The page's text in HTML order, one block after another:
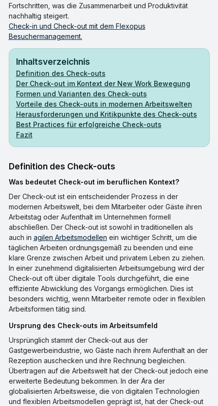
Fortschritten, was die Zusammenarbeit und Produktivität
nachhaltig steigert.
Check-in und Check-out mit dem Flexopus
Besuchermanagement.
Inhaltsverzeichnis
Definition des Check-outs
Der Check-out im Kontext der New Work Bewegung
Formen und Varianten des Check-outs
Vorteile des Check-outs in modernen Arbeitswelten
Herausforderungen und Kritikpunkte des Check-outs
Best Practices für erfolgreiche Check-outs
Fazit
Definition des Check-outs
Was bedeutet Check-out im beruflichen Kontext?
Der Check-out ist ein entscheidender Prozess in der
modernen Arbeitswelt, bei dem Mitarbeiter oder Gäste ihren
Arbeitstag oder Aufenthalt im Unternehmen formell
abschließen. Der Check-out ist sowohl in traditionellen als
auch in agilen Arbeitsmodellen ein wichtiger Schritt, um die
täglichen Arbeiten ordnungsgemäß zu beenden und eine
klare Grenze zwischen Arbeit und privatem Leben zu ziehen.
In einer zunehmend digitalisierten Arbeitsumgebung wird der
Check-out oft über digitale Tools durchgeführt, die eine
effiziente Abwicklung des Vorgangs ermöglichen. Dies ist
besonders wichtig, wenn Mitarbeiter remote oder in flexiblen
Arbeitsformen tätig sind.
Ursprung des Check-outs im Arbeitsumfeld
Ursprünglich stammt der Check-out aus der
Gastgewerbeindustrie, wo Gäste nach ihrem Aufenthalt an der
Rezeption auschecken und ihre Rechnung begleichen.
Übertragen auf die Arbeitswelt hat der Check-out jedoch eine
erweiterte Bedeutung bekommen. In der Ära der
globalisierten Arbeitsweise, die von digitalen Technologien
und flexiblen Arbeitsmodellen geprägt ist, hat der Check-out